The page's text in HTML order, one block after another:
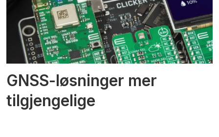
GNSS-løsninger mer
tilgjengelige